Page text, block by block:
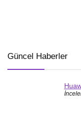
Güncel Haberler